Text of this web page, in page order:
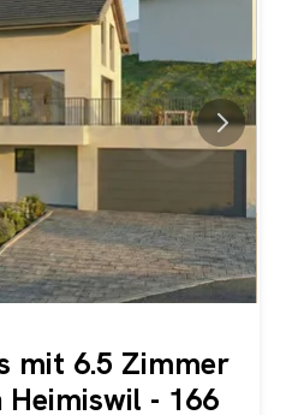
idealen Lichteinfluss und
Wohngefühl. Dieses
vielen Vorteilen:
zum optimalen Preis-/
Einfamilienhäuser
ungedeckter Balkon Ein
Sitzplatz Beste
Tag Sonne geniessen zu
mit 6.5 Zimmer
- 166